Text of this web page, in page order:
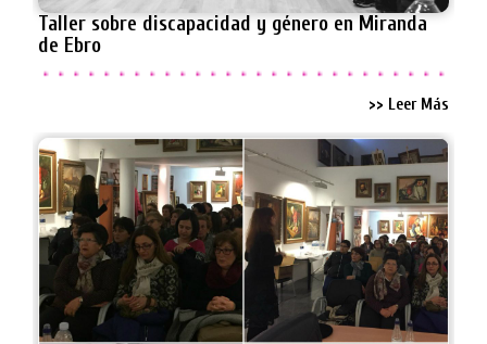
Taller sobre discapacidad y género en Miranda
de Ebro
>> Leer Más